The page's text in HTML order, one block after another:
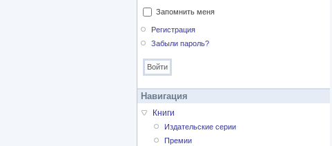
Запомнить меня
Регистрация
Забыли пароль?
Навигация
Книги
Издательские серии
Премии